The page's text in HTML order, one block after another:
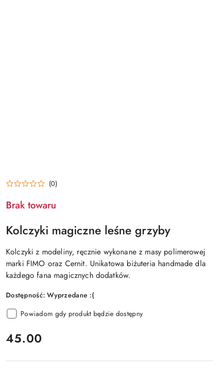
(0)
Brak towaru
Kolczyki magiczne leśne grzyby
Kolczyki z modeliny, ręcznie wykonane z masy polimerowej
marki FIMO oraz Cernit. Unikatowa biżuteria handmade dla
każdego fana magicznych dodatków.
Dostępność:Wyprzedane :(
Powiadom gdy produkt będzie dostępny
cena:
45.00